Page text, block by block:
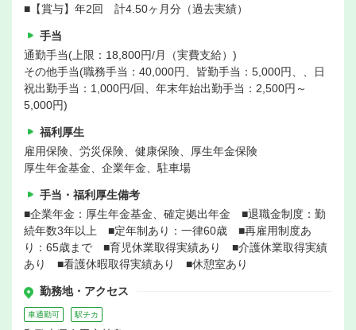
■【賞与】年2回 計4.50ヶ月分（過去実績）
手当
通勤手当(上限：18,800円/月（実費支給）)
その他手当(職務手当：40,000円、皆勤手当：5,000円、、日
祝出勤手当：1,000円/回、年末年始出勤手当：2,500円～
5,000円)
福利厚生
雇用保険、労災保険、健康保険、厚生年金保険
厚生年金基金、企業年金、駐車場
手当・福利厚生備考
■企業年金：厚生年金基金、確定拠出年金 ■退職金制度：勤
続年数3年以上 ■定年制あり：一律60歳 ■再雇用制度あ
り：65歳まで ■育児休業取得実績あり ■介護休業取得実績
あり ■看護休暇取得実績あり ■休憩室あり
勤務地・アクセス
車通勤可 駅チカ